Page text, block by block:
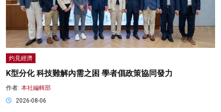
灼見經濟
K型分化 科技難解內需之困 學者倡政策協同發力
作者: 本社編輯部
2026-08-06